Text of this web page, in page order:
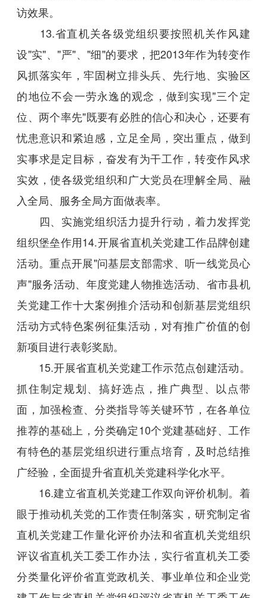
访效果。
13.省直机关各级党组织要按照机关作风建
设"实"、"严"、"细"的要求，把2013年作为转变作
风抓落实年，牢固树立排头兵、先行地、实验区
的地位不会一劳永逸的观念，做到实现"三个定
位、两个率先"既要有必胜的信心和决心，还要有
忧患意识和紧迫感，立足全局，突出重点，做到
实事求是定目标，奋发有为干工作，转变作风求
实效，使各级党组织和广大党员在理解全局、融
入全局、服务全局方面做表率。
四、实施党组织活力提升行动，着力发挥党
组织堡垒作用14.开展省直机关党建工作品牌创建
活动。重点开展"问基层支部需求、听一线党员心
声"服务活动、年度党建人物推选活动、省市县机
关党建工作十大案例推介活动和创新基层党组织
活动方式特色案例征集活动，对有推广价值的创
新项目进行表彰奖励。
15.开展省直机关党建工作示范点创建活动。
抓住制定规划、搞好选点，推广典型、以点带
面，加强检查、分类指导等关键环节，在各单位
推荐的基础上，分类确定10个党建基础好、工作
有特色的基层党组织进行重点培育，及时总结推
广经验，全面提升省直机关党建科学化水平。
16.建立省直机关党建工作双向评价机制。着
眼于推动机关党的工作责任制落实，研究制定省
直机关党建工作量化评价办法和省直机关党组织
评议省直机关工委工作办法，实行省直机关工委
分类量化评价省直党政机关、事业单位和企业党